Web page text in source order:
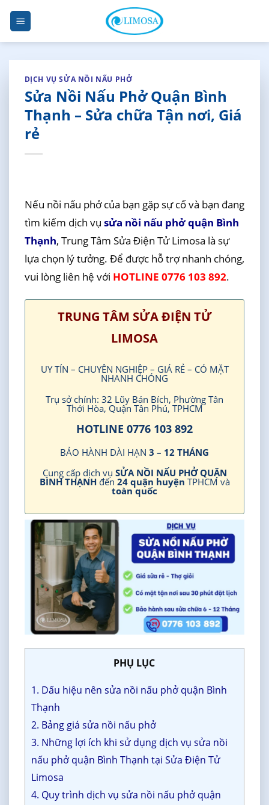
Skip
content
DỊCH VỤ SỬA NỒI NẤU PHỞ
Sửa Nồi Nấu Phở Quận Bình
Thạnh – Sửa chữa Tận nơi, Giá
rẻ
Nếu nồi nấu phở của bạn gặp sự cố và bạn đang
tìm kiếm dịch vụ sửa nồi nấu phở quận Bình
Thạnh, Trung Tâm Sửa Điện Tử Limosa là sự
lựa chọn lý tưởng. Để được hỗ trợ nhanh chóng,
vui lòng liên hệ với HOTLINE 0776 103 892.
TRUNG TÂM SỬA ĐIỆN TỬ
LIMOSA
UY TÍN – CHUYÊN NGHIỆP – GIÁ RẺ – CÓ MẶT
NHANH CHÓNG
Trụ sở chính: 32 Lũy Bán Bích, Phường Tân
Thới Hòa, Quận Tân Phú, TPHCM
HOTLINE 0776 103 892
BẢO HÀNH DÀI HẠN 3 – 12 THÁNG
Cung cấp dịch vụ SỬA NỒI NẤU PHỞ QUẬN
BÌNH THẠNHđến 24 quận huyện TPHCM và
toàn quốc
PHỤ LỤC
1. Dấu hiệu nên sửa nồi nấu phở quận Bình
Thạnh
2. Bảng giá sửa nồi nấu phở
3. Những lợi ích khi sử dụng dịch vụ sửa nồi
nấu phở quận Bình Thạnh tại Sửa Điện Tử
Limosa
4. Quy trình dịch vụ sửa nồi nấu phở quận